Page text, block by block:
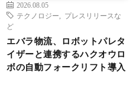
2026.08.05
テクノロジー
プレスリリースな
ど
エバラ物流、ロボットパレタ
イザーと連携するハクオウロ
ボの自動フォークリフト導入